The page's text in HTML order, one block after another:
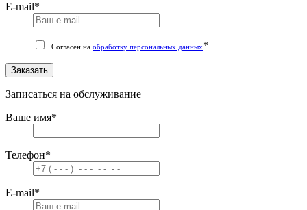
E-mail*
Согласен на обработку персональных данных*
Заказать
Записаться на обслуживание
Ваше имя*
Телефон*
E-mail*